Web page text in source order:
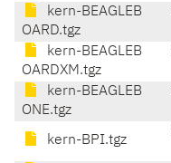
kern-BEAGLEB
OARD.tgz
kern-BEAGLEB
OARDXM.tgz
kern-BEAGLEB
ONE.tgz
kern-BPI.tgz